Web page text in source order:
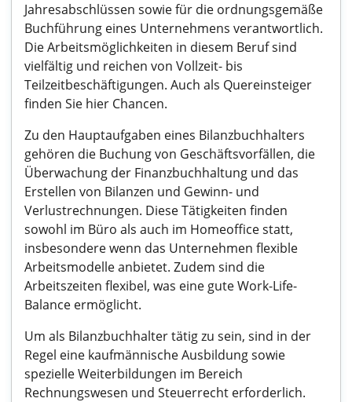
Jahresabschlüssen sowie für die ordnungsgemäße
Buchführung eines Unternehmens verantwortlich.
Die Arbeitsmöglichkeiten in diesem Beruf sind
vielfältig und reichen von Vollzeit- bis
Teilzeitbeschäftigungen. Auch als Quereinsteiger
finden Sie hier Chancen.
Zu den Hauptaufgaben eines Bilanzbuchhalters
gehören die Buchung von Geschäftsvorfällen, die
Überwachung der Finanzbuchhaltung und das
Erstellen von Bilanzen und Gewinn- und
Verlustrechnungen. Diese Tätigkeiten finden
sowohl im Büro als auch im Homeoffice statt,
insbesondere wenn das Unternehmen flexible
Arbeitsmodelle anbietet. Zudem sind die
Arbeitszeiten flexibel, was eine gute Work-Life-
Balance ermöglicht.
Um als Bilanzbuchhalter tätig zu sein, sind in der
Regel eine kaufmännische Ausbildung sowie
spezielle Weiterbildungen im Bereich
Rechnungswesen und Steuerrecht erforderlich.